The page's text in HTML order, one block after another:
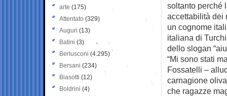
soltanto perché
accettabilità dei
un cognome
italiana di
dello slogan
“Mi sono stati
Fossatelli –
carnagione
che ragazze
arte (175)
Attentato (329)
Auguri (13)
Batini (3)
Berlusconi (4.295)
Bersani (234)
Biasotti (12)
Boldrini (4)